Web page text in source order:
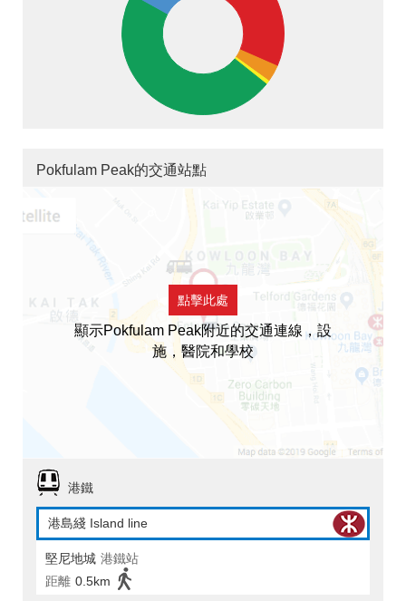
Pokfulam Peak的交通站點
點擊此處
顯示Pokfulam Peak附近的交通連線，設
施，醫院和學校
港鐵
港島綫 Island line
堅尼地城 港鐵站
距離 0.5km